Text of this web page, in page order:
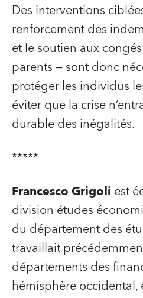
Des interventions
renforcement des
et le soutien aux
parents — sont donc
protéger les individus
éviter que la crise
durable des inégalités.
*****
Francesco Grigoli est
division études
du département des
travaillait
départements des
hémisphère occidental,